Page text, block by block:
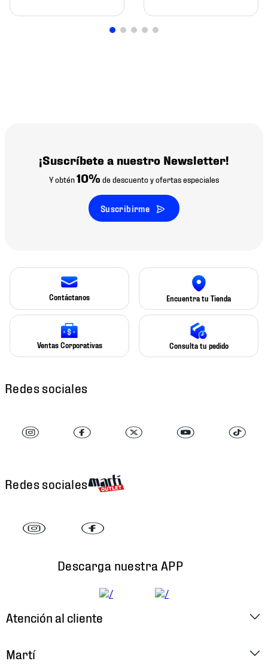
¡Suscríbete a nuestro Newsletter!
Y obtén10% de descuento y ofertas especiales
Suscribirme
Contáctanos Encuentra tu Tienda
Ventas Corporativas Consulta tu pedido
Redes sociales
Redes sociales
Descarga nuestra APP
Atención al cliente
Martí